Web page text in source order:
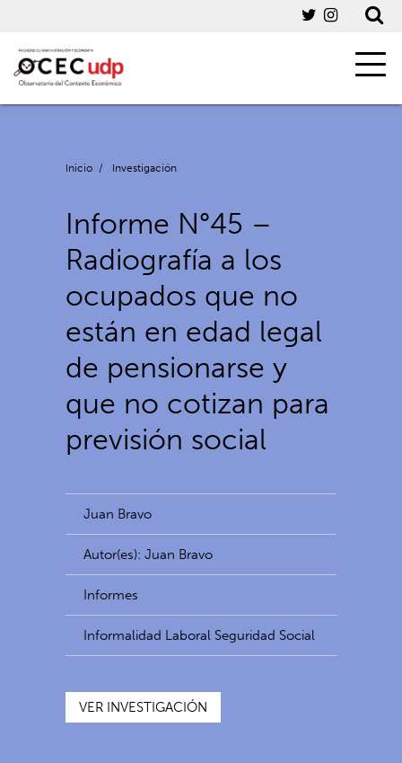
Inicio / Investigación
Informe N°45 –
Radiografía a los
ocupados que no
están en edad legal
de pensionarse y
que no cotizan para
previsión social
Juan Bravo
Autor(es): Juan Bravo
Informes
Informalidad Laboral Seguridad Social
VER INVESTIGACIÓN